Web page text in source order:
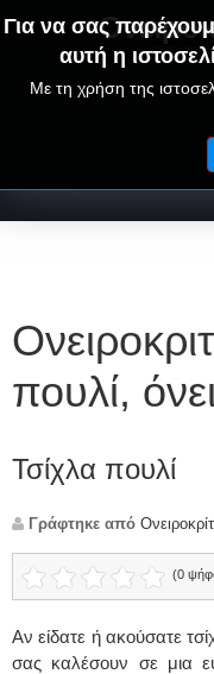
ΟΝΕΙΡΑ
Για να σας
αυτή η
Με τη χρήση της
πουλί,
Τσίχλα πουλί
Γράφτηκε από
(0
Αν είδατε ή ακούσατε
σας καλέσουν σε μια